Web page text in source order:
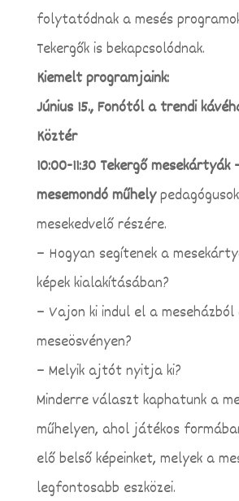
folytatódnak a mesés
Tekergők is bekapcsolódnak.
Kiemelt programjaink:
Június 15., Fonótól a trendi
Köztér
10:00-11:30 Tekergő
mesemondó műhely
mesekedvelő részére.
– Hogyan segítenek a
képek kialakításában?
– Vajon ki indul el a meseházból
meseösvényen?
– Melyik ajtót nyitja ki?
Minderre választ kaphatunk a
műhelyen, ahol játékos
elő belső képeinket, melyek a
legfontosabb eszközei.